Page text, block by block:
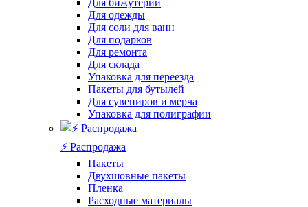
Для бижутерии
Для одежды
Для соли для ванн
Для подарков
Для ремонта
Для склада
Упаковка для переезда
Пакеты для бутылей
Для сувениров и мерча
Упаковка для полиграфии
⚡️ Распродажа
Пакеты
Двухшовные пакеты
Пленка
Расходные материалы